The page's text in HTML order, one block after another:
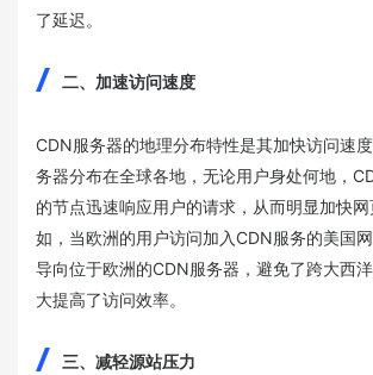
了延迟。
二、加速访问速度
CDN服务器的地理分布特性是其加快访问速
务器分布在全球各地，无论用户身处何地，
的节点迅速响应用户的请求，从而明显加快
如，当欧洲的用户访问加入CDN服务的美国
导向位于欧洲的CDN服务器，避免了跨大西
大提高了访问效率。
三、减轻源站压力